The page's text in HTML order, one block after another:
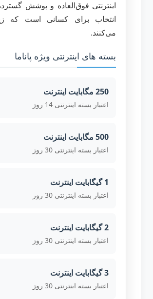
اینترنتی فوق‌العاده و پوشش
انتخاب برای کسانی است که
می‌کنند.
بسته های اینترنتی ویژه پاناما
250 مگابایت اینترنت
اعتبار بسته اینترنتی 14 روز
500 مگابایت اینترنت
اعتبار بسته اینترنتی 30 روز
1 گیگابایت اینترنت
اعتبار بسته اینترنتی 30 روز
2 گیگابایت اینترنت
اعتبار بسته اینترنتی 30 روز
3 گیگابایت اینترنت
اعتبار بسته اینترنتی 30 روز